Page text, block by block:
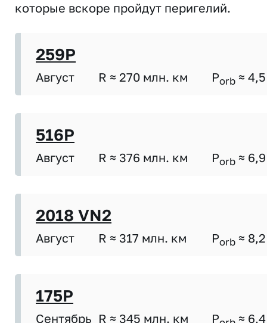
которые вскоре пройдут перигелий.
259P
Август R ≈ 270 млн. км Porb ≈ 4,5
516P
Август R ≈ 376 млн. км Porb ≈ 6,9
2018 VN2
Август R ≈ 317 млн. км Porb ≈ 8,2
175P
Сентябрь R ≈ 345 млн. км P ≈ 6,4